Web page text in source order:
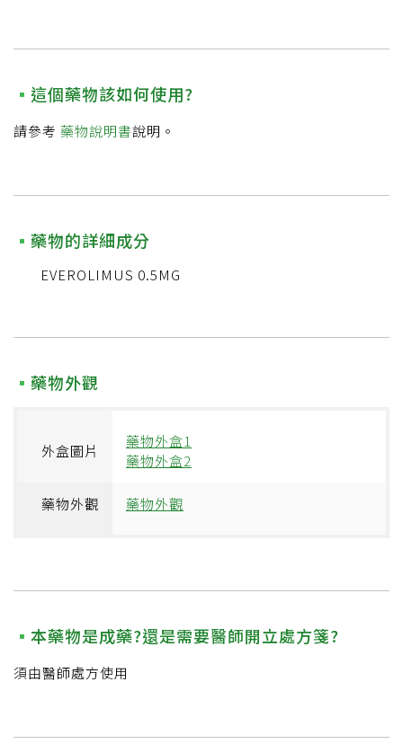
這個藥物該如何使用?
請參考 藥物說明書說明。
藥物的詳細成分
EVEROLIMUS 0.5MG
藥物外觀
外盒圖片
藥物外盒1
藥物外盒2
藥物外觀 藥物外觀
本藥物是成藥?還是需要醫師開立處方箋?
須由醫師處方使用